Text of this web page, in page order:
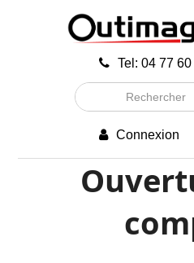
Tel: 04 77
Rechercher
Connexion